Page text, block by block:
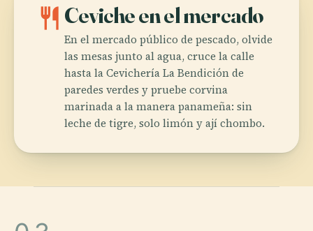
restaurant Ceviche en el mercado
En el mercado público de pescado, olvide
las mesas junto al agua, cruce la calle
hasta la Cevichería La Bendición de
paredes verdes y pruebe corvina
marinada a la manera panameña: sin
leche de tigre, solo limón y ají chombo.